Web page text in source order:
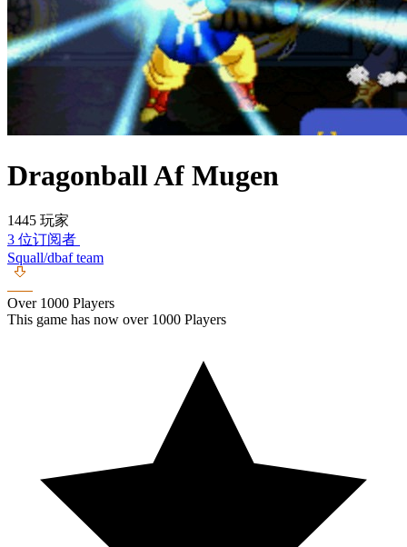
Dragonball Af Mugen
1445 玩家
3 位订阅者
Squall/dbaf team
Over 1000 Players
This game has now over 1000 Players